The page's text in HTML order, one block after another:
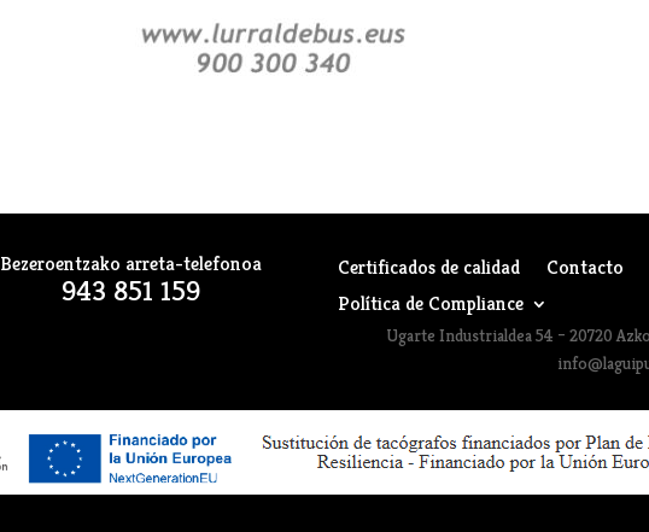
Bezeroentzako arreta-telefonoa
943 851 159
Certificados de calidad Contacto
Política de Compliance
Ugarte Industrialdea 54 – 20720